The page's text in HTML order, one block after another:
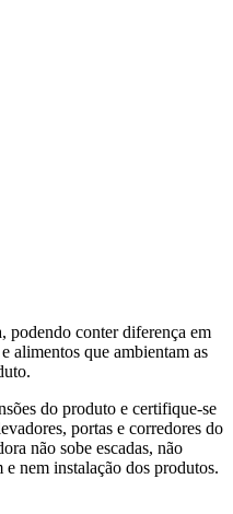
podendo conter diferença em
alimentos que ambientam as
do produto e certifique-se
portas e corredores do
não sobe escadas, não
nem instalação dos produtos.